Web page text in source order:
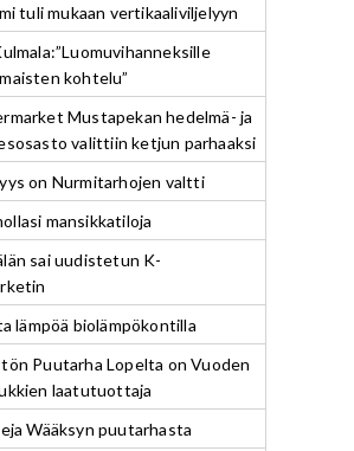
tuli mukaan vertikaaliviljelyyn
kohtelu”
Mustapekan hedelmä- ja
valittiin ketjun parhaaksi
on Nurmitarhojen valtti
mansikkatiloja
sai uudistetun K-
lämpöä biolämpökontilla
Puutarha Lopelta on Vuoden
laatutuottaja
Wääksyn puutarhasta